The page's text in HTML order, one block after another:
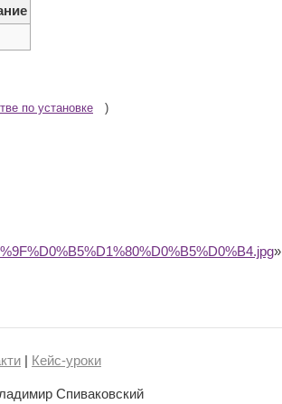
по установке )
»
| Кейс-уроки
Спиваковский